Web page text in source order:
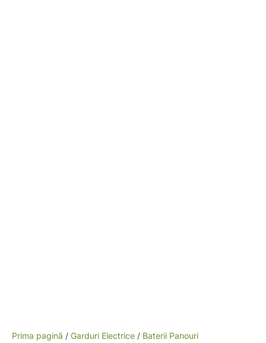
Prima pagină / Garduri Electrice / Baterii Panouri